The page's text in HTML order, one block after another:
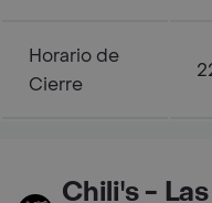
Horario de
Cierre
Chili's -